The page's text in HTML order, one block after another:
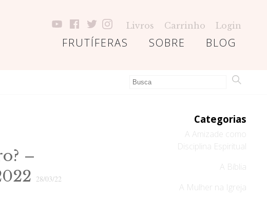
Livros Carrinho Login
BLOG
SOBRE
FRUTÍFERAS
–
28/03/22
Categorias
A Amizade como
Disciplina Espiritual
A Bíblia
A Mulher na Igreja